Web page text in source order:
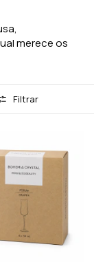
merece os
Filtrar